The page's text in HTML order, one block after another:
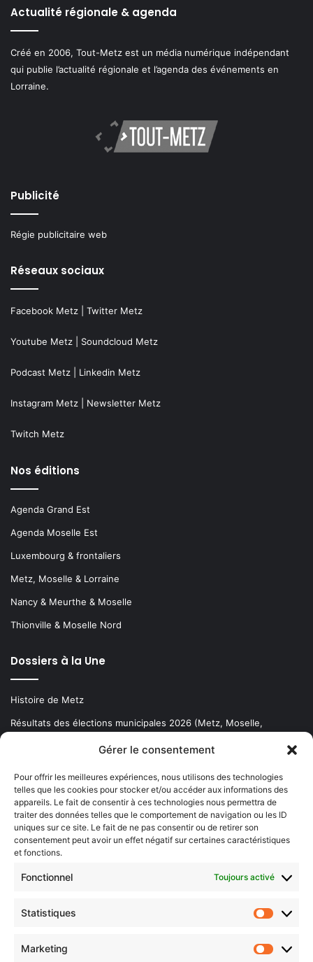
Gérer le consentement
Pour offrir les meilleures expériences, nous utilisons des technologies
telles que les cookies pour stocker et/ou accéder aux informations des
appareils. Le fait de consentir à ces technologies nous permettra de
traiter des données telles que le comportement de navigation ou les ID
uniques sur ce site. Le fait de ne pas consentir ou de retirer son
consentement peut avoir un effet négatif sur certaines caractéristiques
et fonctions.
Fonctionnel Toujours activé
Statistiques
Marketing
Actualité régionale & agenda
Créé en 2006, Tout-Metz est un média numérique indépendant
qui publie l’actualité régionale et l’agenda des événements en
Lorraine.
Publicité
Régie publicitaire web
Réseaux sociaux
Facebook Metz Twitter Metz
Youtube Metz Soundcloud Metz
Podcast Metz Linkedin Metz
Instagram Metz Newsletter Metz
Twitch Metz
Nos éditions
Agenda Grand Est
Agenda Moselle Est
Luxembourg & frontaliers
Metz, Moselle & Lorraine
Nancy & Meurthe & Moselle
Thionville & Moselle Nord
Dossiers à la Une
Histoire de Metz
Résultats des élections municipales 2026 (Metz, Moselle,
Newsletter gratuite
Choisissez : matin, soir ou hebdo ?
votre